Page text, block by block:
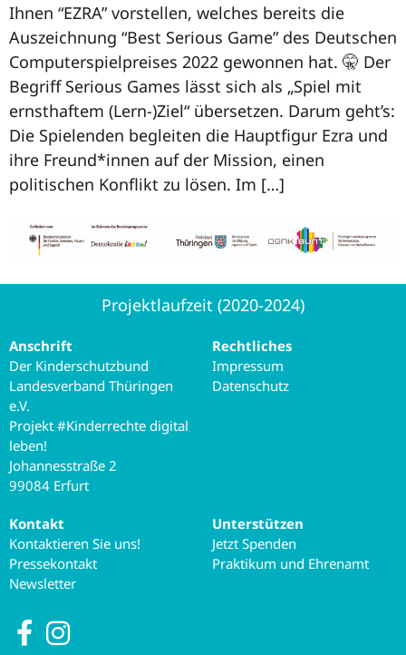
Ihnen “EZRA” vorstellen, welches bereits die
Auszeichnung “Best Serious Game” des Deutschen
Computerspielpreises 2022 gewonnen hat. 🤫 Der
Begriff Serious Games lässt sich als „Spiel mit
ernsthaftem (Lern-)Ziel“ übersetzen. Darum geht’s:
Die Spielenden begleiten die Hauptfigur Ezra und
ihre Freund*innen auf der Mission, einen
politischen Konflikt zu lösen. Im […]
Projektlaufzeit (2020-2024)
Anschrift
Der Kinderschutzbund
Landesverband Thüringen
e.V.
Projekt #Kinderrechte digital
leben!
Johannesstraße 2
99084 Erfurt
Rechtliches
Impressum
Datenschutz
Kontakt
Kontaktieren Sie uns!
Pressekontakt
Newsletter
Unterstützen
Jetzt Spenden
Praktikum und Ehrenamt